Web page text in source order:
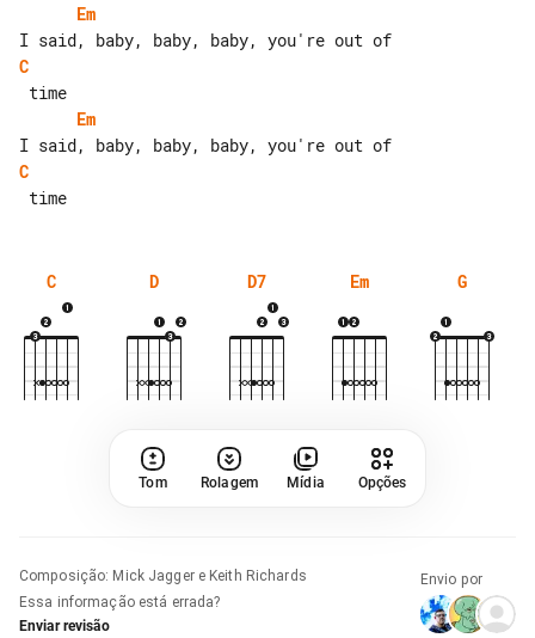
Em
C
Em
C
C D D7 Em G
Tom Rolagem Mídia Opções
Composição: Mick Jagger e Keith Richards
Essa informação está errada?
Enviar revisão
Envio por